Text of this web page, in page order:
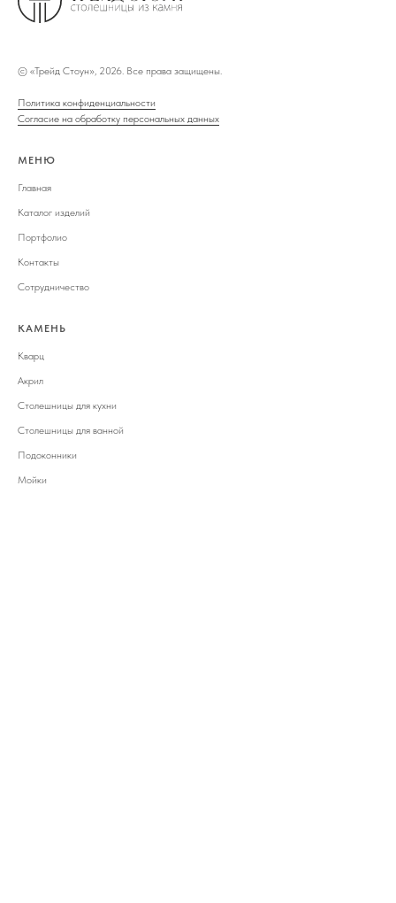
© «Трейд Стоун», 2026. Все права защищены.
Политика конфиденциальности
Согласие на обработку персональных данных
МЕНЮ
Главная
Каталог изделий
Портфолио
Контакты
Сотрудничество
КАМЕНЬ
Кварц
Акрил
Столешницы для кухни
Столешницы для ванной
Подоконники
Мойки